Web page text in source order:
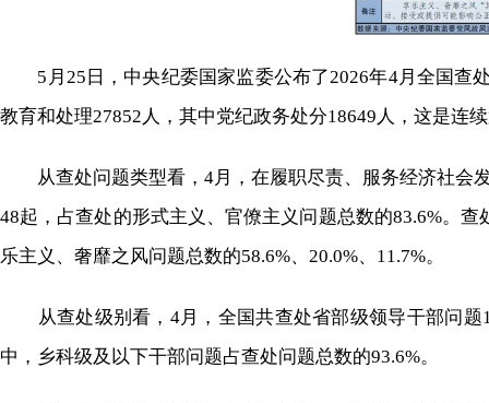
5 月 25 日，中央纪委国家监委公布了2026年4月全国查
教育和处理27852人，其中党纪政务处分18649人，这是连
从查处问题类型看， 4月
，在履职尽责、服务经济社会
48起，占查处的形式主义、官僚主义问题总数的83.6%。查
乐主义、奢靡之风问题总数的58.6%、 20.0%、 11.7%。
从查处级别看， 4月 ，全国共查处省部级领导干部问题
中，乡科级及以下干部问题占查处问题总数的93.6%。